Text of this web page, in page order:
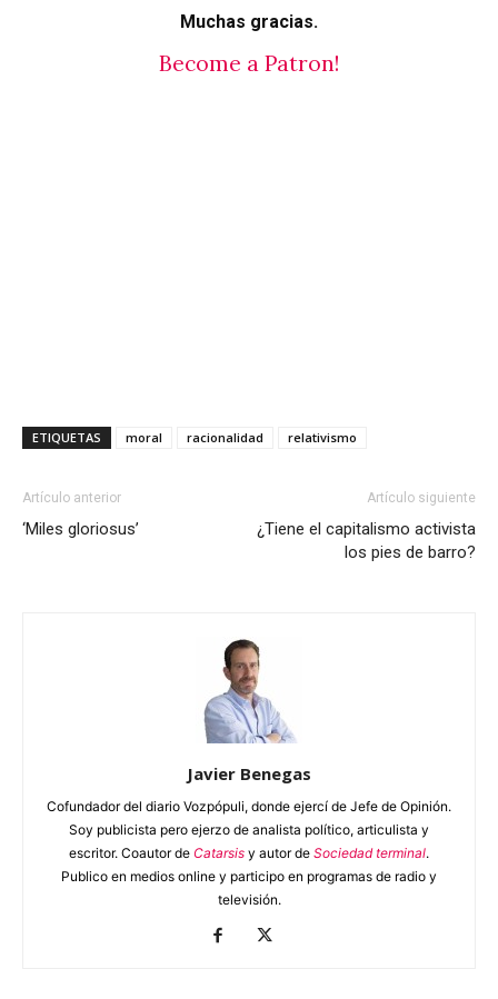
Muchas gracias.
Become a Patron!
ETIQUETAS moral racionalidad relativismo
Artículo anterior
‘Miles gloriosus’
Artículo siguiente
¿Tiene el capitalismo activista
los pies de barro?
Javier Benegas
Cofundador del diario Vozpópuli, donde ejercí de Jefe de Opinión.
Soy publicista pero ejerzo de analista político, articulista y
escritor. Coautor de Catarsis y autor de Sociedad terminal.
Publico en medios online y participo en programas de radio y
televisión.